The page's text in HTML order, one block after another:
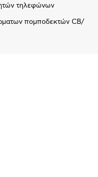
τηλεφώνων
πομποδεκτών CB/